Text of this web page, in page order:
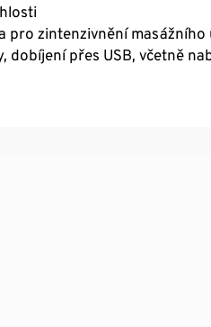
pro zintenzivnění masážního
dobíjení přes USB, včetně
záda, pas, stehna a holeně
intenzitu masáže lze